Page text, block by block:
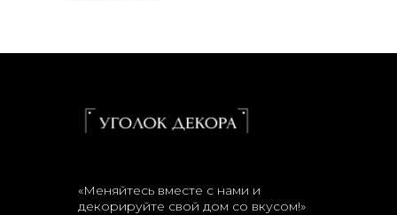
«Меняйтесь вместе с нами и
декорируйте свой дом со вкусом!»